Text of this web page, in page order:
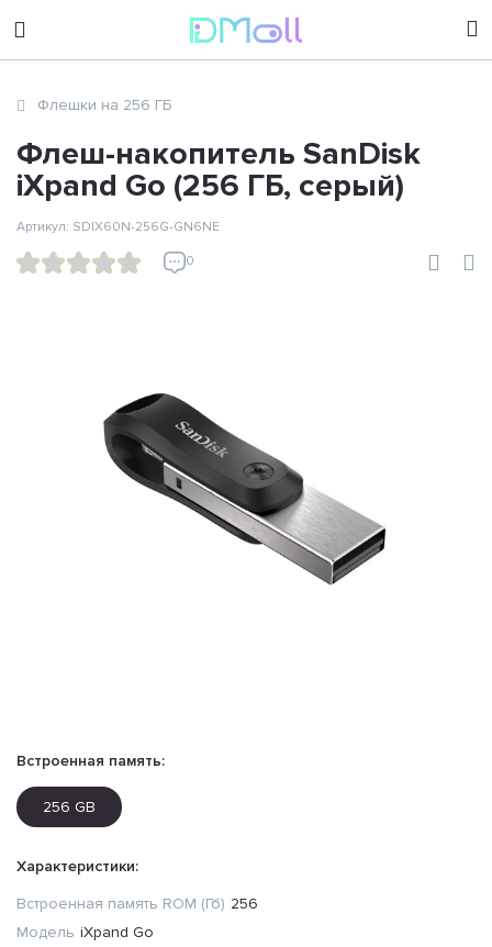
sales@dimoll.ru
Флешки на 256 ГБ
Флеш-накопитель SanDisk
iXpand Go (256 ГБ, серый)
0
Артикул: SDIX60N-256G-GN6NE
Встроенная память:
256 GB
Характеристики:
Встроенная память ROM (Гб) 256
Модель iXpand Go